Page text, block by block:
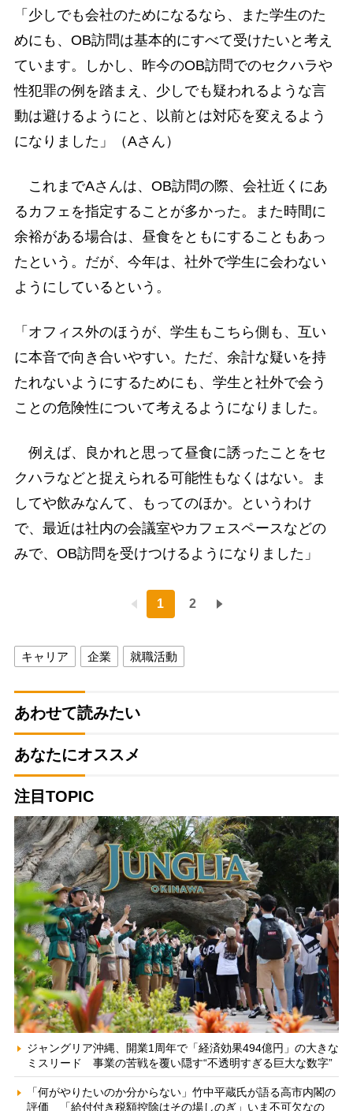
「少しでも会社のためになるなら、また学生のた
めにも、OB訪問は基本的にすべて受けたいと考え
ています。しかし、昨今のOB訪問でのセクハラや
性犯罪の例を踏まえ、少しでも疑われるような言
動は避けるようにと、以前とは対応を変えるよう
になりました」（Aさん）
これまでAさんは、OB訪問の際、会社近くにあ
るカフェを指定することが多かった。また時間に
余裕がある場合は、昼食をともにすることもあっ
たという。だが、今年は、社外で学生に会わない
ようにしているという。
「オフィス外のほうが、学生もこちら側も、互い
に本音で向き合いやすい。ただ、余計な疑いを持
たれないようにするためにも、学生と社外で会う
ことの危険性について考えるようになりました。
例えば、良かれと思って昼食に誘ったことをセ
クハラなどと捉えられる可能性もなくはない。ま
してや飲みなんて、もってのほか。というわけ
で、最近は社内の会議室やカフェスペースなどの
みで、OB訪問を受けつけるようになりました」
1 2
キャリア 企業 就職活動
あわせて読みたい
あなたにオススメ
注目TOPIC
ジャングリア沖縄、開業1周年で「経済効果494億円」の大きな
ミスリード 事業の苦戦を覆い隠す“不透明すぎる巨大な数字”
「何がやりたいのか分からない」竹中平蔵氏が語る高市内閣の
評価 「給付付き税額控除はその場しのぎ」いま不可欠なの